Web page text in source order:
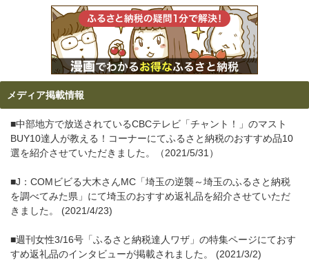
メディア掲載情報
■中部地方で放送されているCBCテレビ「チャント！」のマスト
BUY10達人が教える！コーナーにてふるさと納税のおすすめ品10
選を紹介させていただきました。（2021/5/31）
■J：COMビビる大木さんMC「埼玉の逆襲～埼玉のふるさと納税
を調べてみた県」にて埼玉のおすすめ返礼品を紹介させていただ
きました。 (2021/4/23)
■週刊女性3/16号「ふるさと納税達人ワザ」の特集ページにておす
すめ返礼品のインタビューが掲載されました。 (2021/3/2)